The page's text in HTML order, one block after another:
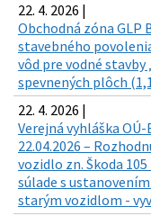
22. 4. 2026 |
Obchodná zóna GLP
stavebného
vôd pre vodné stavby
spevnených plôch
22. 4. 2026 |
Verejná vyhláška
22.04.2026 –
vozidlo zn. Škoda
súlade s
starým vozidlom -